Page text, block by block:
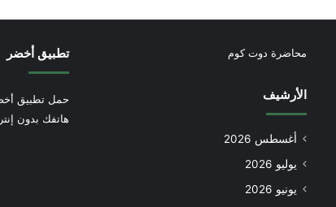
محاضرة دوت كوم
الأرشيف
أغسطس 2026
يوليو 2026
يونيو 2026
تطبيق أخضر
حمل تطبيق
هاتفك بدون